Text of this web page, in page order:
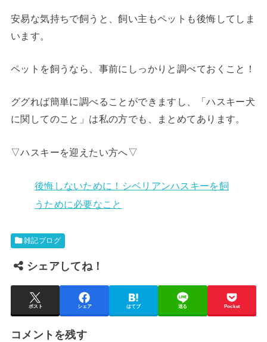
安易な気持ちで飼うと、飼い主もペットも後悔してしま
います。
ペットを飼うなら、事前にしっかりと調べておくこと！
ググれば簡単に調べることができますし、「ハスキー犬
に関してのこと」は私の方でも、まとめてあります。
▽ハスキーを迎えたい方へ▽
後悔しないために！シベリアンハスキーを飼
うために必要なこと
雑記ブログ
シェアしてね！
ポスト シェア はてブ 送る Pocket
コメントを残す